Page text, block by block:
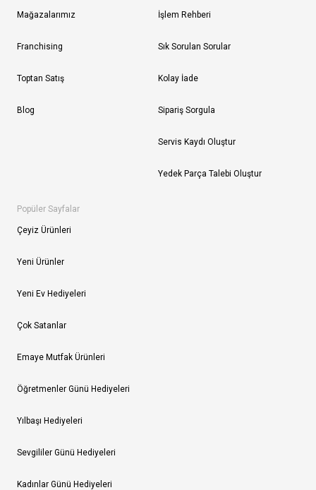
Mağazalarımız
Franchising
Toptan Satış
Blog
İşlem Rehberi
Sık Sorulan Sorular
Kolay İade
Sipariş Sorgula
Servis Kaydı Oluştur
Yedek Parça Talebi Oluştur
Popüler Sayfalar
Çeyiz Ürünleri
Yeni Ürünler
Yeni Ev Hediyeleri
Çok Satanlar
Emaye Mutfak Ürünleri
Öğretmenler Günü Hediyeleri
Yılbaşı Hediyeleri
Sevgililer Günü Hediyeleri
Kadınlar Günü Hediyeleri